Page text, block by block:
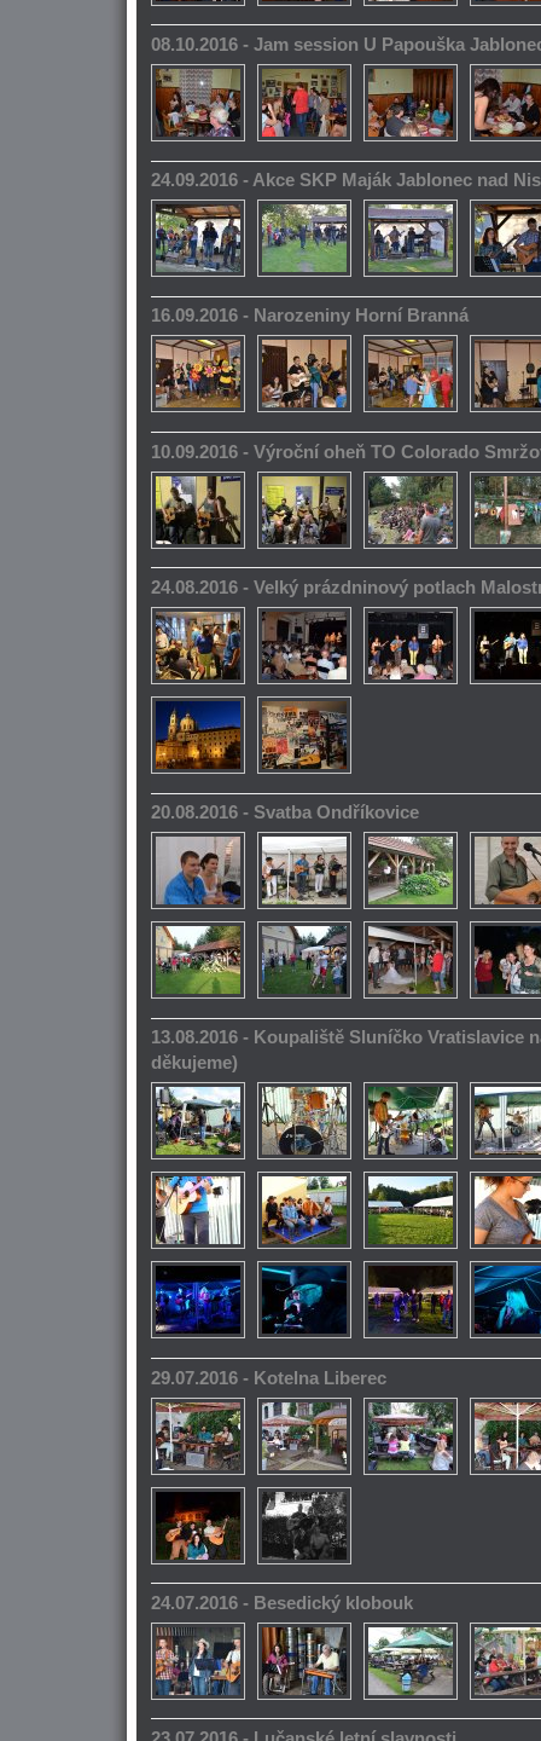
08.10.2016 - Jam session U Papouška
24.09.2016 - Akce SKP Maják Jablonec nad
16.09.2016 - Narozeniny Horní Branná
10.09.2016 - Výroční oheň TO Colorado
24.08.2016 - Velký prázdninový potlach
20.08.2016 - Svatba Ondříkovice
13.08.2016 - Koupaliště Sluníčko Vratislavice
děkujeme)
29.07.2016 - Kotelna Liberec
24.07.2016 - Besedický klobouk